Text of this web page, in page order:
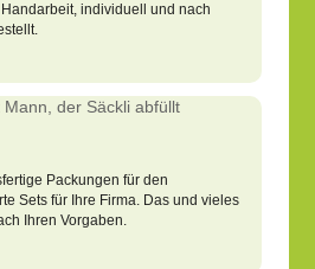
individuell und nach
Packungen für den
Sets für Ihre Firma. Das und vieles
Ihren Vorgaben.